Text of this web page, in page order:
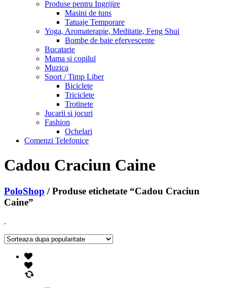
Produse pentru Ingrijire
Masini de tuns
Tatuaje Temporare
Yoga, Aromaterapie, Meditatie, Feng Shui
Bombe de baie efervescente
Bucatarie
Mama si copilul
Muzica
Sport / Timp Liber
Biciclete
Triciclete
Trotinete
Jucarii si jocuri
Fashion
Ochelari
Comenzi Telefonice
Cadou Craciun Caine
PoloShop / Produse etichetate “Cadou Craciun
Caine”
.